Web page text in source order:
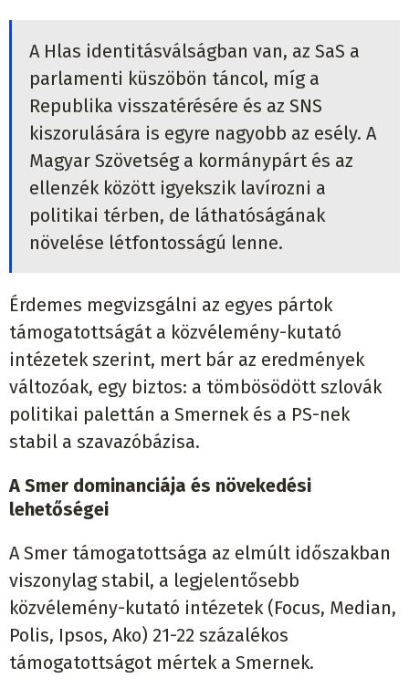
A Hlas identitásválságban van, az SaS a
parlamenti küszöbön táncol, míg a
Republika visszatérésére és az SNS
kiszorulására is egyre nagyobb az esély. A
Magyar Szövetség a kormánypárt és az
ellenzék között igyekszik lavírozni a
politikai térben, de láthatóságának
növelése létfontosságú lenne.
Érdemes megvizsgálni az egyes pártok
támogatottságát a közvélemény-kutató
intézetek szerint, mert bár az eredmények
változóak, egy biztos: a tömbösödött szlovák
politikai palettán a Smernek és a PS-nek
stabil a szavazóbázisa.
A Smer dominanciája és növekedési
lehetőségei
A Smer támogatottsága az elmúlt időszakban
viszonylag stabil, a legjelentősebb
közvélemény-kutató intézetek (Focus, Median,
Polis, Ipsos, Ako) 21-22 százalékos
támogatottságot mértek a Smernek.